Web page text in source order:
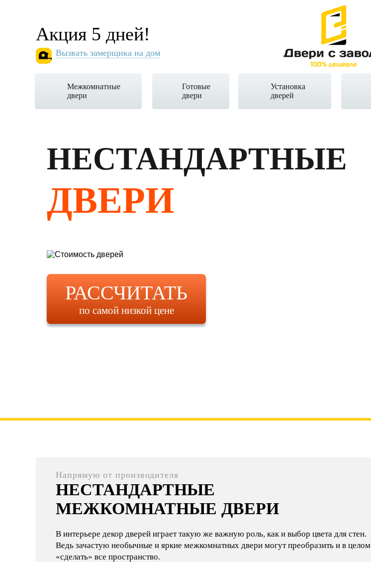
Акция 5 дней!
Вызвать замерщика на дом
Межкомнатные
двери
Готовые
двери
Установка
дверей
НЕСТАНДАРТНЫЕ
ДВЕРИ
РАССЧИТАТЬ
по самой низкой цене
Напрямую от производителя
НЕСТАНДАРТНЫЕ
МЕЖКОМНАТНЫЕ ДВЕРИ
В интерьере декор дверей играет такую же важную роль, как и выбор цвета для стен.
Ведь зачастую необычные и яркие межкомнатных двери могут преобразить и в целом
«сделать» все пространство.